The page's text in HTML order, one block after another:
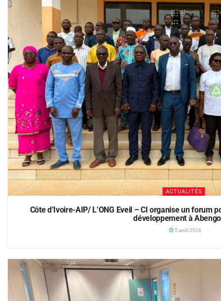
ACTUALITÉS
Côte d’Ivoire-AIP/ L’ONG Eveil – CI organise un forum
développement à
5 août 2026